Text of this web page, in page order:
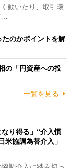
動いたり、取引環
…
のかポイントを解
の「円資産への投
一覧を見る
なり得る」“介入慣
米協調為替介入」